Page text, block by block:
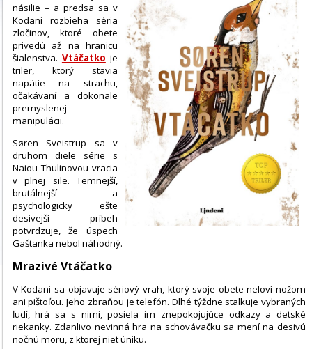
násilie – a predsa sa v
Kodani rozbieha séria
zločinov, ktoré obete
privedú až na hranicu
šialenstva. Vtáčatko je
triler, ktorý stavia
napätie na strachu,
očakávaní a dokonale
premyslenej
manipulácii.
Søren Sveistrup sa v
druhom diele série s
Naiou Thulinovou vracia
v plnej sile. Temnejší,
brutálnejší a
psychologicky ešte
desivejší príbeh
potvrdzuje, že úspech
Gaštanka nebol náhodný.
Mrazivé Vtáčatko
V Kodani sa objavuje sériový vrah, ktorý svoje obete neloví nožom
ani pištoľou. Jeho zbraňou je telefón. Dlhé týždne stalkuje vybraných
ľudí, hrá sa s nimi, posiela im znepokojujúce odkazy a detské
riekanky. Zdanlivo nevinná hra na schovávačku sa mení na desivú
nočnú moru, z ktorej niet úniku.